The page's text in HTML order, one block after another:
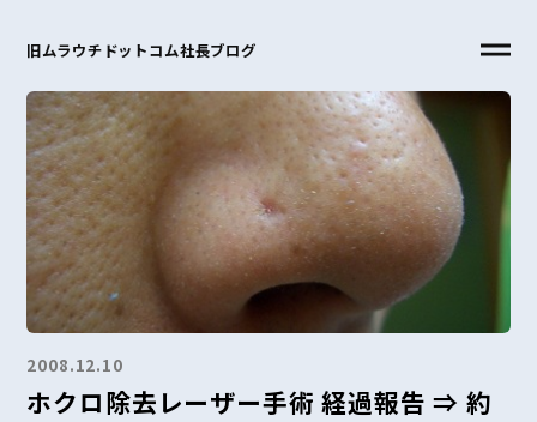
旧ムラウチドットコム社長ブログ
2008.12.10
ホクロ除去レーザー手術 経過報告 ⇒ 約